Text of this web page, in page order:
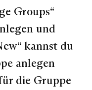
Groups“
und
kannst du
anlegen
die Gruppe